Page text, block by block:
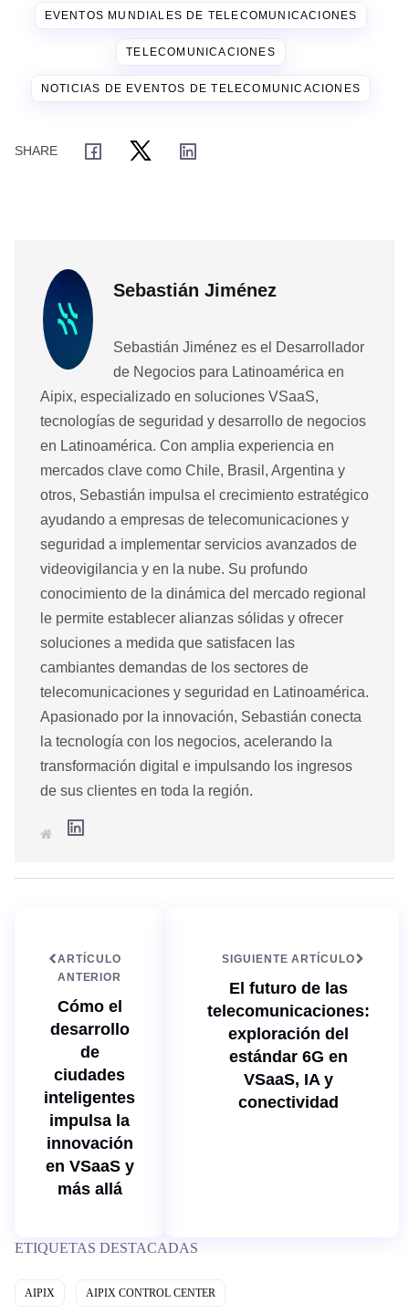
EVENTOS MUNDIALES DE TELECOMUNICACIONES
TELECOMUNICACIONES
NOTICIAS DE EVENTOS DE TELECOMUNICACIONES
Sebastián Jiménez
Sebastián Jiménez es el Desarrollador
de Negocios para Latinoamérica en
Aipix, especializado en soluciones VSaaS,
tecnologías de seguridad y desarrollo de negocios
en Latinoamérica. Con amplia experiencia en
mercados clave como Chile, Brasil, Argentina y
otros, Sebastián impulsa el crecimiento estratégico
ayudando a empresas de telecomunicaciones y
seguridad a implementar servicios avanzados de
videovigilancia y en la nube. Su profundo
conocimiento de la dinámica del mercado regional
le permite establecer alianzas sólidas y ofrecer
soluciones a medida que satisfacen las
cambiantes demandas de los sectores de
telecomunicaciones y seguridad en Latinoamérica.
Apasionado por la innovación, Sebastián conecta
la tecnología con los negocios, acelerando la
transformación digital e impulsando los ingresos
de sus clientes en toda la región.
ARTÍCULO
ANTERIOR
Cómo el
desarrollo
de
ciudades
inteligentes
impulsa la
innovación
en VSaaS y
más allá
SIGUIENTE ARTÍCULO
El futuro de las
telecomunicaciones:
exploración del
estándar 6G en
VSaaS, IA y
conectividad
ETIQUETAS DESTACADAS
AIPIX AIPIX CONTROL CENTER